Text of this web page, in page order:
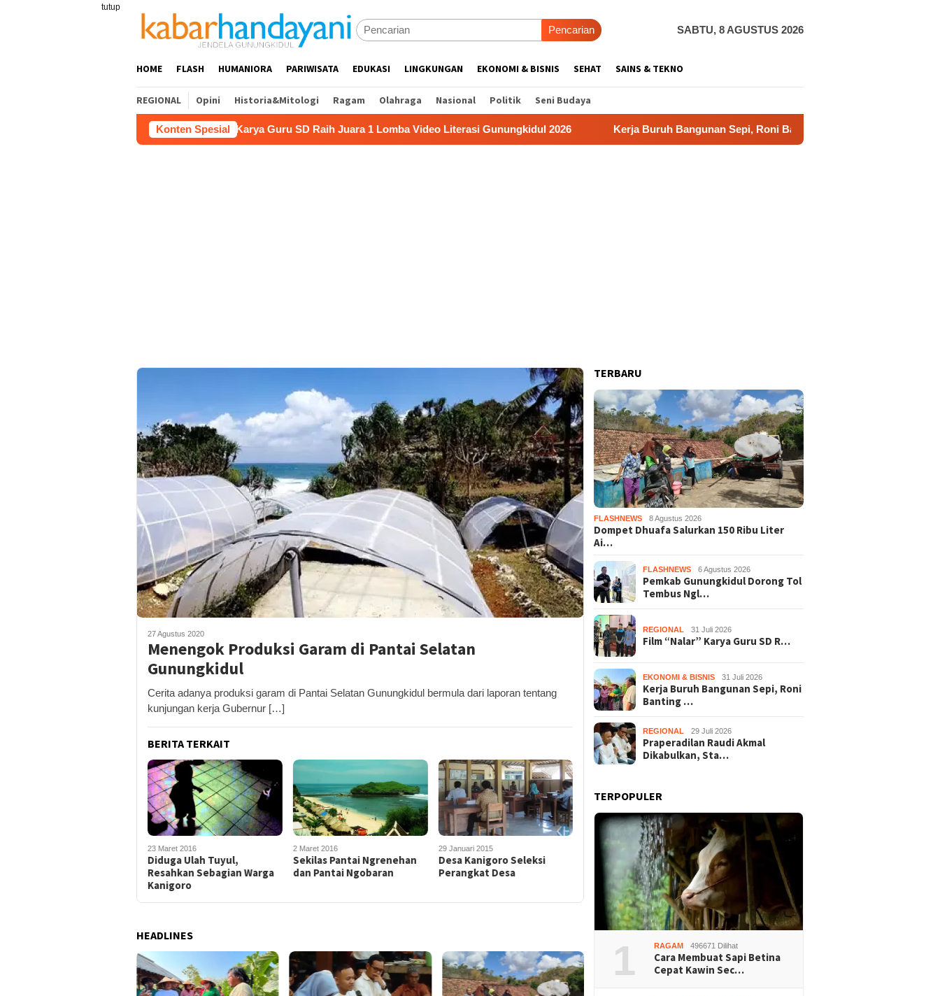
tutup
Pencarian SABTU, 8 AGUSTUS 2026
HOME FLASH HUMANIORA PARIWISATA EDUKASI LINGKUNGAN EKONOMI & BISNIS SEHAT SAINS & TEKNO
REGIONAL Opini Historia&Mitologi Ragam Olahraga Nasional Politik Seni Budaya
Konten Spesial
Film “Nalar” Karya Guru SD Raih Juara 1 Lomba Video Literasi Gunungkidul 2026 Kerja Buruh Bangunan Sepi, Roni Banting Stir Tanam Melon Untung Rp40 Juta
27 Agustus 2020
Menengok Produksi Garam di Pantai Selatan
Gunungkidul
Cerita adanya produksi garam di Pantai Selatan Gunungkidul bermula dari laporan tentang
kunjungan kerja Gubernur […]
BERITA TERKAIT
23 Maret 2016
Diduga Ulah Tuyul,
Resahkan Sebagian Warga
Kanigoro
2 Maret 2016
Sekilas Pantai Ngrenehan
dan Pantai Ngobaran
29 Januari 2015
Desa Kanigoro Seleksi
Perangkat Desa
HEADLINES
TERBARU
FLASHNEWS 8 Agustus 2026
Dompet Dhuafa Salurkan 150 Ribu Liter
Ai…
FLASHNEWS 6 Agustus 2026
Pemkab Gunungkidul Dorong Tol
Tembus Ngl…
REGIONAL 31 Juli 2026
Film “Nalar” Karya Guru SD R…
EKONOMI & BISNIS 31 Juli 2026
Kerja Buruh Bangunan Sepi, Roni
Banting …
REGIONAL 29 Juli 2026
Praperadilan Raudi Akmal
Dikabulkan, Sta…
TERPOPULER
1 RAGAM 496671 Dilihat
Cara Membuat Sapi Betina
Cepat Kawin Sec…